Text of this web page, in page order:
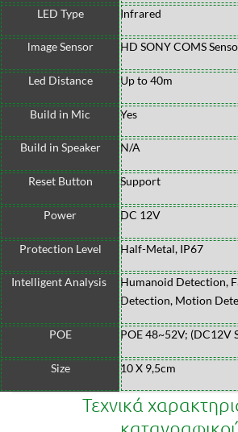
LED Type Infrared
lmage Sensor HD SONY COMS
Led Distance Up to 40m
Build in Mic Yes
Build in Speaker N/A
Reset Button Support
Power DC 12V
Protection Level Half-Metal, IP67
Intelligent Analysis
Humanoid Detection,
Detection, Motion
POE POE 48~52V; (DC12V
Size 10 X 9,5cm
Τεχνικά